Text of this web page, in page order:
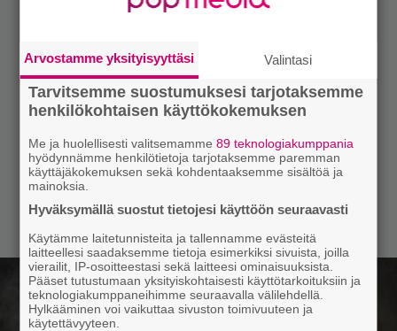
Arvostamme yksityisyyttäsi Valintasi
Tarvitsemme suostumuksesi tarjotaksemme
henkilökohtaisen käyttökokemuksen
Me ja huolellisesti valitsemamme89 teknologiakumppania
hyödynnämme henkilötietoja tarjotaksemme paremman
käyttäjäkokemuksen sekä kohdentaaksemme sisältöä ja
mainoksia.
Hyväksymällä suostut tietojesi käyttöön seuraavasti
Käytämme laitetunnisteita ja tallennamme evästeitä
laitteellesi saadaksemme tietoja esimerkiksi sivuista, joilla
vierailit, IP-osoitteestasi sekä laitteesi ominaisuuksista.
Pääset tutustumaan yksityiskohtaisesti käyttötarkoituksiin ja
teknologiakumppaneihimme seuraavalla välilehdellä.
Hylkääminen voi vaikuttaa sivuston toimivuuteen ja
käytettävyyteen.